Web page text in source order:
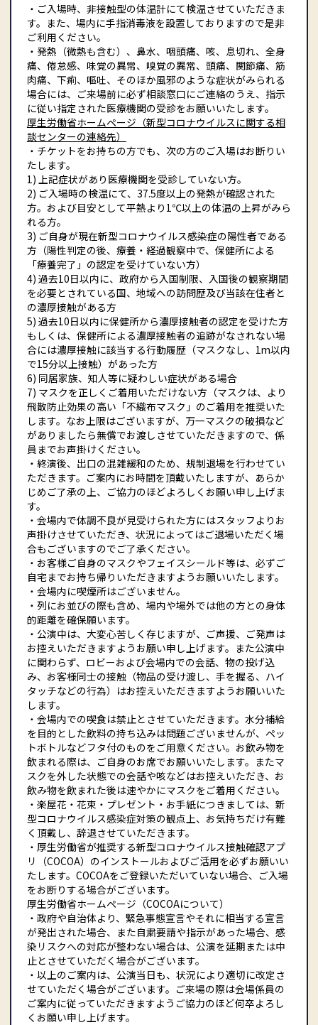
・ご入場時、非接触型の体温計にて検温させていただきま
す。また、場内に手指消毒液を設置しておりますので是非
ご利用ください。
・発熱（微熱も含む）、鼻水、咽頭痛、咳、息切れ、全身
痛、倦怠感、味覚の異常、嗅覚の異常、頭痛、関節痛、筋
肉痛、下痢、嘔吐、そのほか風邪のような症状がみられる
場合には、ご来場前に必ず相談窓口にご連絡のうえ、指示
に従い指定された医療機関の受診をお願いいたします。
厚生労働省ホームページ（新型コロナウイルスに関する相
談センターの連絡先）
・チケットをお持ちの方でも、次の方のご入場はお断りい
たします。
1) 上記症状があり医療機関を受診していない方。
2) ご入場時の検温にて、37.5度以上の発熱が確認された
⽅。および目安として平熱より1℃以上の体温の上昇がみら
れる方。
3) ご自身が現在新型コロナウイルス感染症の陽性者である
方（陽性判定の後、療養・経過観察中で、保健所による
「療養完了」の認定を受けていない方）
4) 過去10日以内に、政府から入国制限、入国後の観察期間
を必要とされている国、地域への訪問歴及び当該在住者と
の濃厚接触がある方
5) 過去10日以内に保健所から濃厚接触者の認定を受けた方
もしくは、保健所による濃厚接触者の追跡がなされない場
合には濃厚接触に該当する行動履歴（マスクなし、1m以内
で15分以上接触）があった方
6) 同居家族、知人等に疑わしい症状がある場合
7) マスクを正しくご着用いただけない方（マスクは、より
飛散防止効果の高い「不織布マスク」のご着用を推奨いた
します。なお上限はございますが、万一マスクの破損など
がありましたら無償でお渡しさせていただきますので、係
員までお声掛けください。
・終演後、出口の混雑緩和のため、規制退場を行わせてい
ただきます。ご案内にお時間を頂戴いたしますが、あらか
じめご了承の上、ご協力のほどよろしくお願い申し上げま
す。
・会場内で体調不良が見受けられた方にはスタッフよりお
声掛けさせていただき、状況によってはご退場いただく場
合もございますのでご了承ください。
・お客様ご自身のマスクやフェイスシールド等は、必ずご
自宅までお持ち帰りいただきますようお願いいたします。
・会場内に喫煙所はございません。
・列にお並びの際も含め、場内や場外では他の方との身体
的距離を確保願います。
・公演中は、大変心苦しく存じますが、ご声援、ご発声は
お控えいただきますようお願い申し上げます。また公演中
に関わらず、ロビーおよび会場内での会話、物の投げ込
み、お客様同士の接触（物品の受け渡し、手を握る、ハイ
タッチなどの行為）はお控えいただきますようお願いいた
します。
・会場内での喫食は禁止とさせていただきます。水分補給
を目的とした飲料の持ち込みは問題ございませんが、ペッ
トボトルなどフタ付のものをご用意ください。お飲み物を
飲まれる際は、ご自身のお席でお願いいたします。またマ
スクを外した状態での会話や咳などはお控えいただき、お
飲み物を飲まれた後は速やかにマスクをご着用ください。
・楽屋花・花束・プレゼント・お手紙につきましては、新
型コロナウイルス感染症対策の観点上、お気持ちだけ有難
く頂戴し、辞退させていただきます。
・厚生労働省が推奨する新型コロナウイルス接触確認アプ
リ（COCOA）のインストールおよびご活用を必ずお願いい
たします。COCOAをご登録いただいていない場合、ご入場
をお断りする場合がございます。
厚生労働省ホームページ（COCOAについて）
・政府や⾃治体より、緊急事態宣⾔やそれに相当する宣言
が発出された場合、また⾃粛要請や指⽰があった場合、感
染リスクへの対応が整わない場合は、公演を延期または中
止とさせていただく場合がございます。
・以上のご案内は、公演当日も、状況により適切に改定さ
せていただく場合がございます。ご来場の際は会場係員の
ご案内に従っていただきますようご協力のほど何卒よろし
くお願い申し上げます。